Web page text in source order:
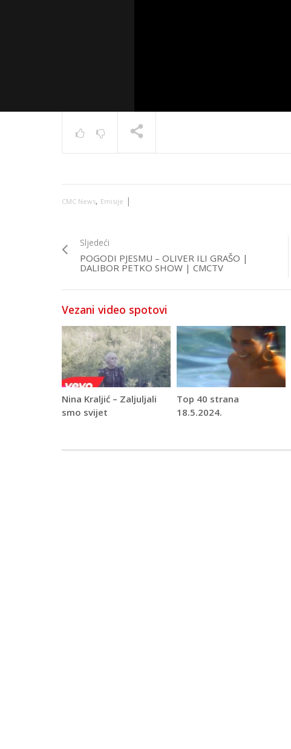
CMC News, Emisije |
Sljedeći
POGODI PJESMU – OLIVER ILI GRAŠO |
DALIBOR PETKO SHOW | CMCTV
Vezani video spotovi
Nina Kraljić – Zaljuljali
smo svijet
Top 40 strana
18.5.2024.